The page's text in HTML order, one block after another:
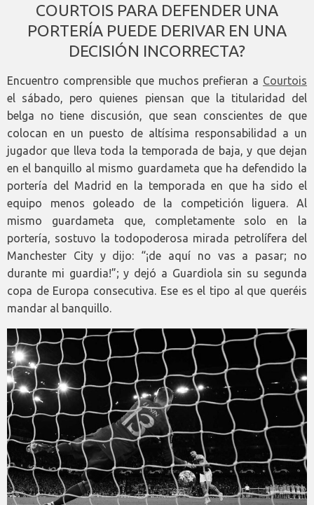
COURTOIS PARA DEFENDER UNA
PORTERÍA PUEDE DERIVAR EN UNA
DECISIÓN INCORRECTA?
Encuentro comprensible que muchos prefieran a Courtois
el sábado, pero quienes piensan que la titularidad del
belga no tiene discusión, que sean conscientes de que
colocan en un puesto de altísima responsabilidad a un
jugador que lleva toda la temporada de baja, y que dejan
en el banquillo al mismo guardameta que ha defendido la
portería del Madrid en la temporada en que ha sido el
equipo menos goleado de la competición liguera. Al
mismo guardameta que, completamente solo en la
portería, sostuvo la todopoderosa mirada petrolífera del
Manchester City y dijo: “¡de aquí no vas a pasar; no
durante mi guardia!”; y dejó a Guardiola sin su segunda
copa de Europa consecutiva. Ese es el tipo al que queréis
mandar al banquillo.